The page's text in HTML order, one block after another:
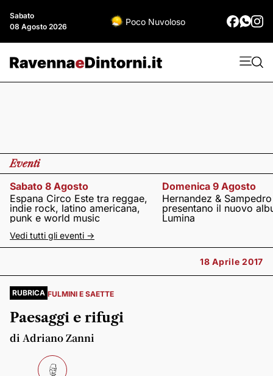
Sabato
08 Agosto 2026
Poco Nuvoloso
Eventi
Sabato 8 Agosto
Espana Circo Este tra reggae,
indie rock, latino americana,
punk e world music
Domenica 9 Agosto
Hernandez & Sampedro
presentano il nuovo
Lumina
Vedi tutti gli eventi ->
18 Aprile 2017
RUBRICA FULMINI E SAETTE
Paesaggi e rifugi
di Adriano Zanni